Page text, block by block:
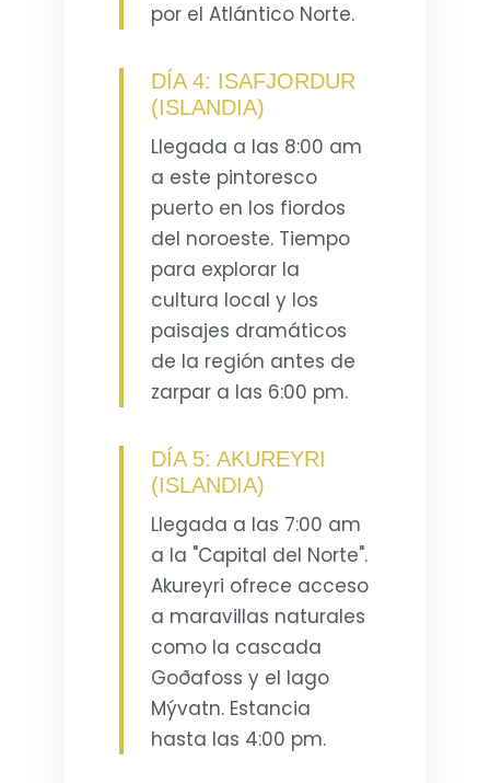
por el Atlántico Norte.
DÍA 4: ISAFJORDUR
(ISLANDIA)
Llegada a las 8:00 am
a este pintoresco
puerto en los fiordos
del noroeste. Tiempo
para explorar la
cultura local y los
paisajes dramáticos
de la región antes de
zarpar a las 6:00 pm.
DÍA 5: AKUREYRI
(ISLANDIA)
Llegada a las 7:00 am
a la "Capital del Norte".
Akureyri ofrece acceso
a maravillas naturales
como la cascada
Goðafoss y el lago
Mývatn. Estancia
hasta las 4:00 pm.